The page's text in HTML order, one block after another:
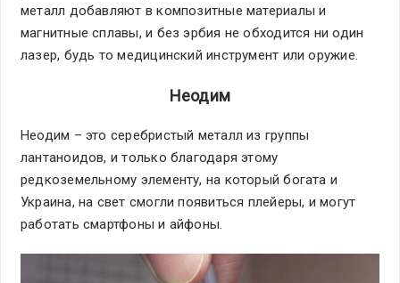
металл добавляют в композитные материалы и
магнитные сплавы, и без эрбия не обходится ни один
лазер, будь то медицинский инструмент или оружие.
Неодим
Неодим – это серебристый металл из группы
лантаноидов, и только благодаря этому
редкоземельному элементу, на который богата и
Украина, на свет смогли появиться плейеры, и могут
работать смартфоны и айфоны.